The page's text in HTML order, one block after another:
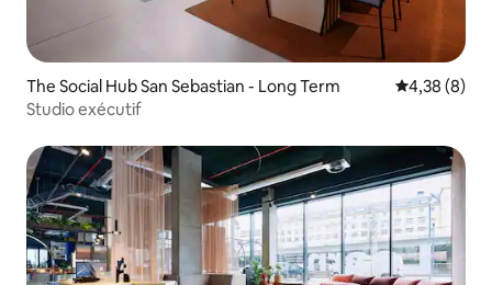
The Social Hub San Sebastian - Long Term Évaluation
4,38 (8)
Studio exécutif